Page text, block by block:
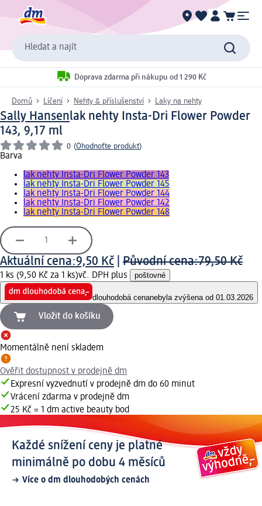
Hledat a najít
Doprava zdarma při nákupu od 1 290 Kč
Domů Líčení Nehty & příslušenství Laky na nehty
Sally Hansenlak nehty Insta-Dri Flower Powder
143, 9,17 ml
0 (Ohodnoťte produkt)
Barva
lak nehty Insta-Dri Flower Powder 143
lak nehty Insta-Dri Flower Powder 145
lak nehty Insta-Dri Flower Powder 144
lak nehty Insta-Dri Flower Powder 142
lak nehty Insta-Dri Flower Powder 148
Aktuální cena:9,50 Kč Původní cena:79,50 Kč
1 ks (9,50 Kč za 1 ks)vč. DPH plus poštovné
dlouhodobá cenanebyla zvýšena od 01.03.2026
Vložit do košíku
Momentálně není skladem
Ověřit dostupnost v prodejně dm
Expresní vyzvednutí v prodejně dm do 60 minut
Vrácení zdarma v prodejně dm
25 Kč = 1 dm active beauty bod
Každé snížení ceny je platné
minimálně po dobu 4 měsíců
Více o dm dlouhodobých cenách